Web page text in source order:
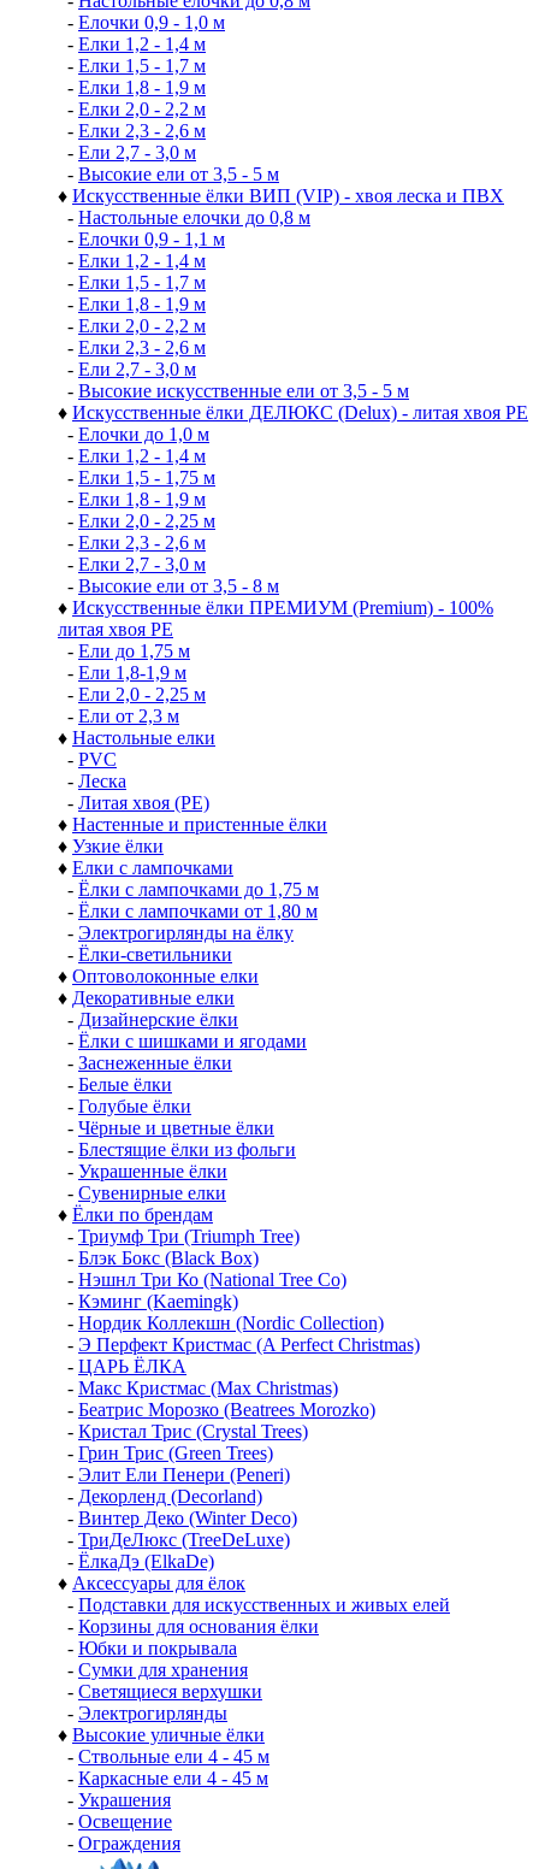
- Елочки 0,9 - 1,0 м
- Елки 1,2 - 1,4 м
- Елки 1,5 - 1,7 м
- Елки 1,8 - 1,9 м
- Елки 2,0 - 2,2 м
- Елки 2,3 - 2,6 м
- Ели 2,7 - 3,0 м
- Высокие ели от 3,5 - 5 м
♦ Искусственные ёлки ВИП (VIP) - хвоя леска и ПВХ
- Настольные елочки до 0,8 м
- Елочки 0,9 - 1,1 м
- Елки 1,2 - 1,4 м
- Елки 1,5 - 1,7 м
- Елки 1,8 - 1,9 м
- Елки 2,0 - 2,2 м
- Елки 2,3 - 2,6 м
- Ели 2,7 - 3,0 м
- Высокие искусственные ели от 3,5 - 5 м
♦ Искусственные ёлки ДЕЛЮКС (Delux) - литая хвоя РЕ
- Елочки до 1,0 м
- Елки 1,2 - 1,4 м
- Елки 1,5 - 1,75 м
- Елки 1,8 - 1,9 м
- Елки 2,0 - 2,25 м
- Елки 2,3 - 2,6 м
- Елки 2,7 - 3,0 м
- Высокие ели от 3,5 - 8 м
♦ Искусственные ёлки ПРЕМИУМ (Premium) - 100%
литая хвоя РЕ
- Ели до 1,75 м
- Ели 1,8-1,9 м
- Ели 2,0 - 2,25 м
- Ели от 2,3 м
♦ Настольные елки
- PVC
- Леска
- Литая хвоя (РЕ)
♦ Настенные и пристенные ёлки
♦ Узкие ёлки
♦ Елки с лампочками
- Ёлки с лампочками до 1,75 м
- Ёлки с лампочками от 1,80 м
- Электрогирлянды на ёлку
- Ёлки-светильники
♦ Оптоволоконные елки
♦ Декоративные елки
- Дизайнерские ёлки
- Ёлки с шишками и ягодами
- Заснеженные ёлки
- Белые ёлки
- Голубые ёлки
- Чёрные и цветные ёлки
- Блестящие ёлки из фольги
- Украшенные ёлки
- Сувенирные елки
♦ Ёлки по брендам
- Триумф Три (Triumph Tree)
- Блэк Бокс (Black Box)
- Нэшнл Три Ко (National Tree Co)
- Кэминг (Kaemingk)
- Нордик Коллекшн (Nordic Collection)
- Э Перфект Кристмас (A Perfect Christmas)
- ЦАРЬ ЁЛКА
- Макс Кристмас (Max Christmas)
- Беатрис Морозко (Beatrees Morozko)
- Кристал Трис (Crystal Trees)
- Грин Трис (Green Trees)
- Элит Ели Пенери (Peneri)
- Декорленд (Decorland)
- Винтер Деко (Winter Deco)
- ТриДеЛюкс (TreeDeLuxe)
- ЁлкаДэ (ElkaDe)
♦ Аксессуары для ёлок
- Подставки для искусственных и живых елей
- Корзины для основания ёлки
- Юбки и покрывала
- Сумки для хранения
- Светящиеся верхушки
- Электрогирлянды
♦ Высокие уличные ёлки
- Ствольные ели 4 - 45 м
- Каркасные ели 4 - 45 м
- Украшения
- Освещение
- Ограждения